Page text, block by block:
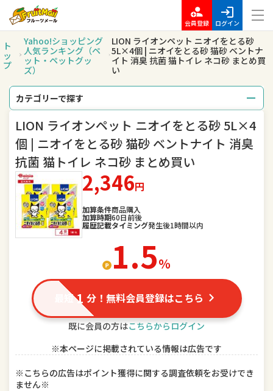
会員登録 ログイン
ト
ッ
プ
Yahoo!ショッピング
人気ランキング（ペ
ット・ペットグッ
ズ）
LION ライオンペット ニオイをとる砂
5L×4個 | ニオイをとる砂 猫砂 ベントナ
イト 消臭 抗菌 猫トイレ ネコ砂 まとめ買
い
カテゴリーで探す
総合 レディースファッション
メンズファッション バッグ
腕時計
スポーツ
家電
スマートフォン・タブレット 食品
ドリンク、水、お酒 インテリア・寝具・収納
DIY、工具 キッチン用品・食器・調理器具
本・雑誌・コミック ゲーム、おもちゃ
楽器、手芸、コレクション 車用品・バイク用品
LION ライオンペット ニオイをとる砂 5L×4
個 | ニオイをとる砂 猫砂 ベントナイト 消臭
抗菌 猫トイレ ネコ砂 まとめ買い
2,346円
加算条件商品購入
加算時期60日前後
履歴記載タイミング発生後1時間以内
1.5％
最短1 分！無料会員登録はこちら
既に会員の方はこちらからログイン
※本ページに掲載されている情報は広告です
※こちらの広告はポイント獲得に関する調査依頼をお受けでき
ません※